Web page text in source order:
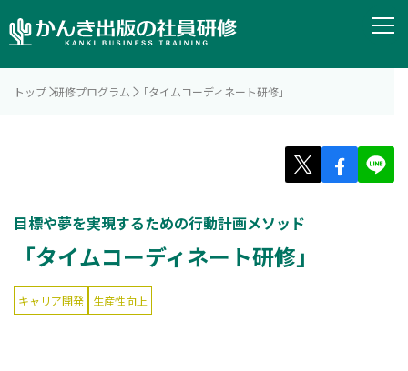
トップ 研修プログラム 「タイムコーディネート研修」
目標や夢を実現するための行動計画メソッド
「タイムコーディネート研修」
キャリア開発 生産性向上